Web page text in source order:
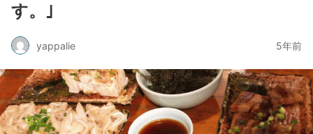
す。｣
yappalie 5年前